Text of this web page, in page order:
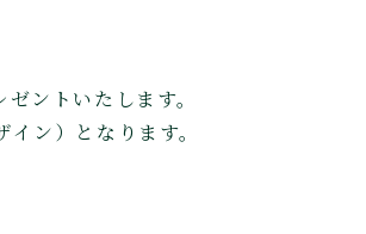
ントいたします。
ン）となります。